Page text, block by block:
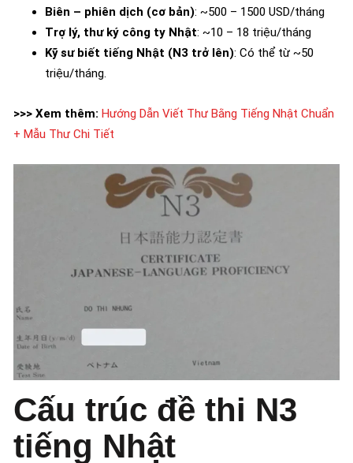
Biên – phiên dịch (cơ bản): ~500 – 1500 USD/tháng
Trợ lý, thư ký công ty Nhật: ~10 – 18 triệu/tháng
Kỹ sư biết tiếng Nhật (N3 trở lên): Có thể từ ~50
triệu/tháng.
>>> Xem thêm: Hướng Dẫn Viết Thư Bằng Tiếng Nhật Chuẩn
+ Mẫu Thư Chi Tiết
Cấu trúc đề thi N3
tiếng Nhật